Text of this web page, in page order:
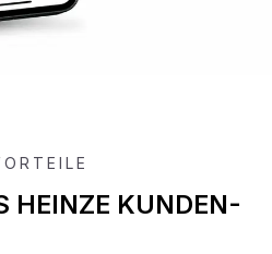
HEINZE KUNDEN-